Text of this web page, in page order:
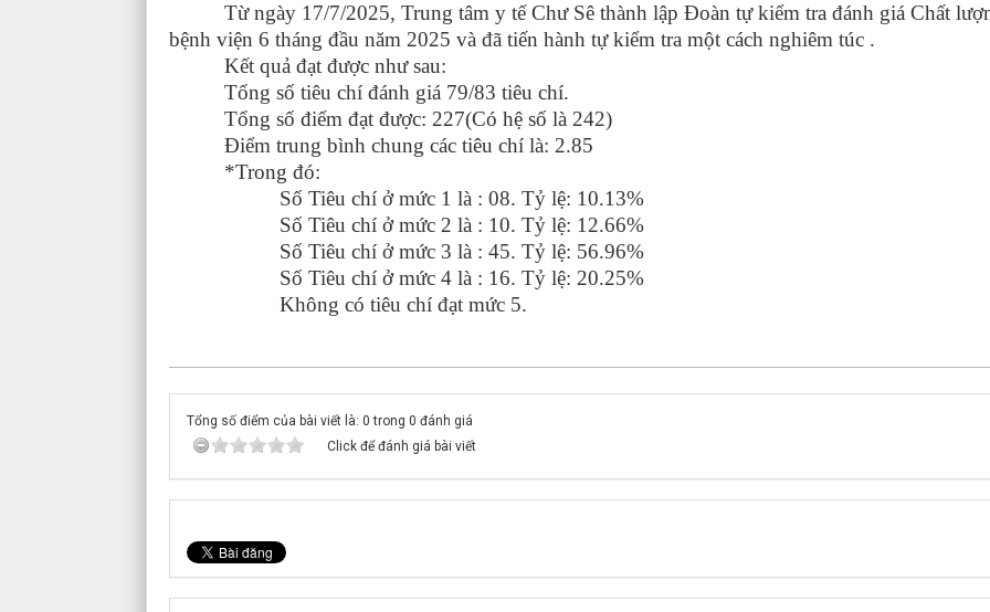
Từ ngày 17/7/2025, Trung tâm y tế Chư Sê thành lập Đoàn tự kiểm tra đánh giá Chất
bệnh viện 6 tháng đầu năm 2025 và đã tiến hành tự kiểm tra một cách nghiêm túc .
Kết quả đạt được như sau:
Tổng số tiêu chí đánh giá 79/83 tiêu chí.
Tổng số điểm đạt được: 227(Có hệ số là 242)
Điểm trung bình chung các tiêu chí là: 2.85
*Trong đó:
Số Tiêu chí ở mức 1 là : 08. Tỷ lệ: 10.13%
Số Tiêu chí ở mức 2 là : 10. Tỷ lệ: 12.66%
Số Tiêu chí ở mức 3 là : 45. Tỷ lệ: 56.96%
Số Tiêu chí ở mức 4 là : 16. Tỷ lệ: 20.25%
Không có tiêu chí đạt mức 5.
Tổng số điểm của bài viết là: 0 trong 0 đánh giá
Click để đánh giá bài viết